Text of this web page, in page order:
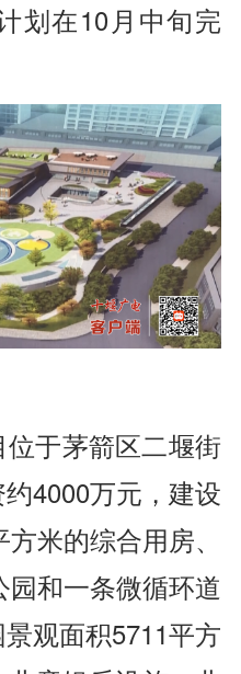
划在10月中旬完
于茅箭区二堰街
4000万元，建设
米的综合用房、
和一条微循环道
观面积5711平方